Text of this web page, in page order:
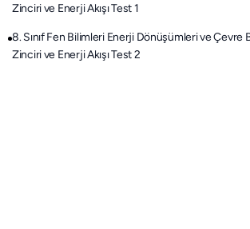
Zinciri ve Enerji Akışı Test 1
8. Sınıf Fen Bilimleri Enerji Dönüşümleri ve Çevre
Zinciri ve Enerji Akışı Test 2